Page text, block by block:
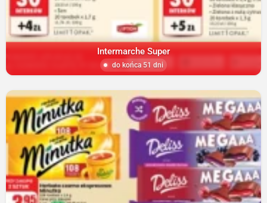
Intermarche Super
do końca 51 dni